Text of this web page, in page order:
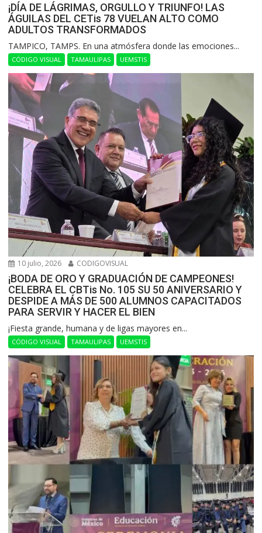
¡DÍA DE LÁGRIMAS, ORGULLO Y TRIUNFO! LAS
ÁGUILAS DEL CETis 78 VUELAN ALTO COMO
ADULTOS TRANSFORMADOS
​TAMPICO, TAMPS. En una atmósfera donde las emociones...
CÓDIGO VISUAL TAMAULIPAS UEMSTIS
10 julio, 2026 CODIGOVISUAL
¡BODA DE ORO Y GRADUACIÓN DE CAMPEONES!
CELEBRA EL CBTis No. 105 SU 50 ANIVERSARIO Y
DESPIDE A MÁS DE 500 ALUMNOS CAPACITADOS
PARA SERVIR Y HACER EL BIEN
​¡Fiesta grande, humana y de ligas mayores en...
CÓDIGO VISUAL TAMAULIPAS UEMSTIS